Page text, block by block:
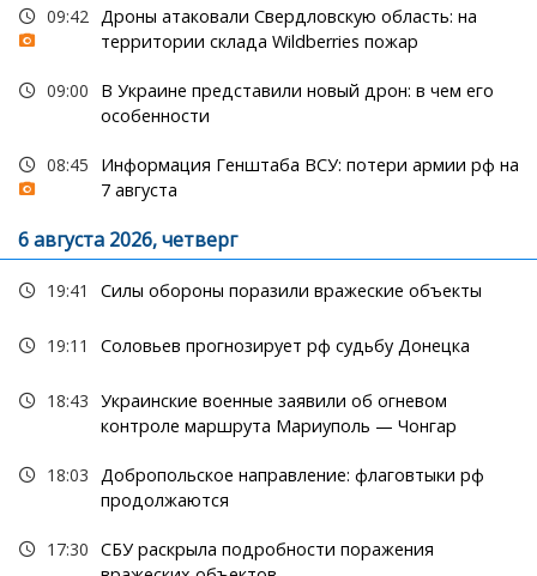
09:42 Дроны атаковали Свердловскую область: на
территории склада Wildberries пожар
09:00
В Украине представили новый дрон: в чем его
особенности
08:45
Информация Генштаба ВСУ: потери армии рф на
7 августа
6 августа 2026, четверг
19:41 Силы обороны поразили вражеские объекты
19:11 Соловьев прогнозирует рф судьбу Донецка
18:43 Украинские военные заявили об огневом
контроле маршрута Мариуполь — Чонгар
18:03 Добропольское направление: флаговтыки рф
продолжаются
17:30 СБУ раскрыла подробности поражения